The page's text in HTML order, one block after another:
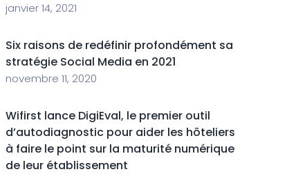
janvier 14, 2021
Six raisons de redéfinir profondément sa
stratégie Social Media en 2021
novembre 11, 2020
Wifirst lance DigiEval, le premier outil
d’autodiagnostic pour aider les hôteliers
à faire le point sur la maturité numérique
de leur établissement